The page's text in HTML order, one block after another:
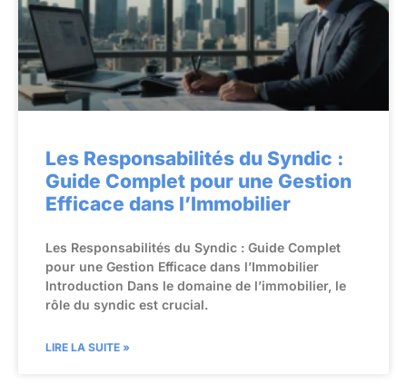
Les Responsabilités du Syndic :
Guide Complet pour une Gestion
Efficace dans l’Immobilier
Les Responsabilités du Syndic : Guide Complet
pour une Gestion Efficace dans l’Immobilier
Introduction Dans le domaine de l’immobilier, le
rôle du syndic est crucial.
LIRE LA SUITE »